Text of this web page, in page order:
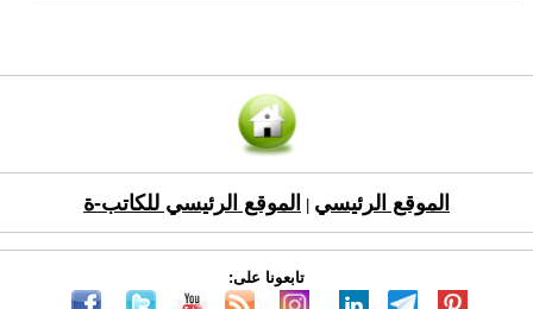
الموقع الرئيسي الموقع الرئيسي للكاتب-ة
تابعونا على: